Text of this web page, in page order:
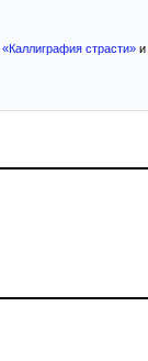
«Каллиграфия страсти» и